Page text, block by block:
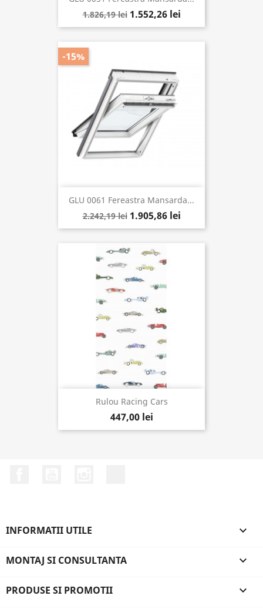
1.826,19 lei 1.552,26 lei
GLU 0061 Fereastra Mansarda...
2.242,19 lei 1.905,86 lei
-15%
Rulou Racing Cars
447,00 lei
INFORMATII UTILE 
MONTAJ SI CONSULTANTA 
PRODUSE SI PROMOTII 